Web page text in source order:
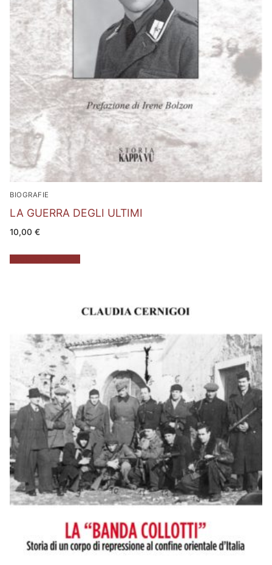
BIOGRAFIE
LA GUERRA DEGLI ULTIMI
10,00 €